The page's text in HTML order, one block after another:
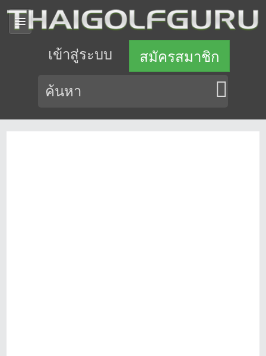
เข้าสู่ระบบ สมัครสมาชิก